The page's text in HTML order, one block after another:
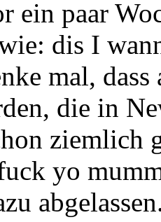
ein paar
dis I
mal,
die in
ziemlich
yo